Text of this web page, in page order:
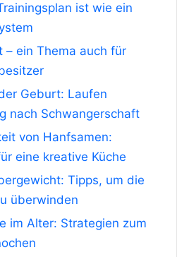
ist wie ein
– ein Thema auch für
Geburt: Laufen
nach Schwangerschaft
von Hanfsamen:
eine kreative Küche
Tipps, um die
überwinden
im Alter: Strategien zum